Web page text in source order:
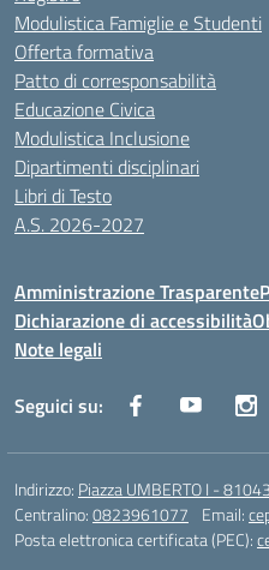
Modulistica Famiglie e Studenti
Offerta formativa
Patto di corresponsabilità
Educazione Civica
Modulistica Inclusione
Dipartimenti disciplinari
Libri di Testo
A.S. 2026-2027
Amministrazione Trasparente
Dichiarazione di accessibilità
Note legali
Seguici su:
Indirizzo: Piazza UMBERTO I -
Centralino:0823961077 Email:
Posta elettronica certificata (PEC):